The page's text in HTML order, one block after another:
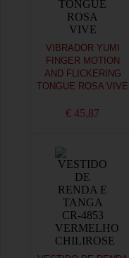
VIBRADOR YUMI
FINGER MOTION
AND FLICKERING
TONGUE ROSA VIVE
€ 45,87